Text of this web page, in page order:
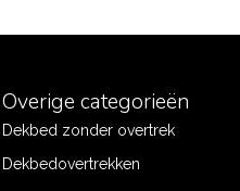
Overige categorieën
Dekbed zonder overtrek
Dekbedovertrekken